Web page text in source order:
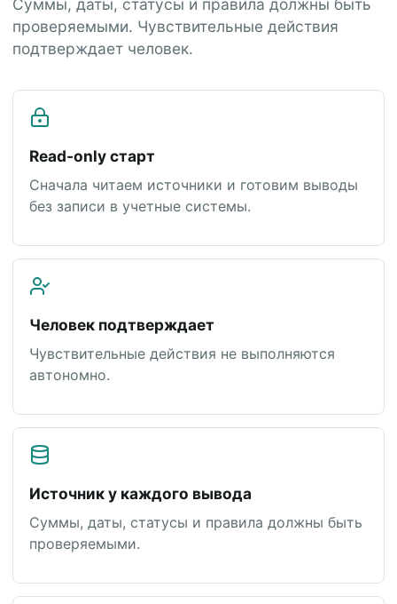
Суммы, даты, статусы и правила должны быть
проверяемыми. Чувствительные действия
подтверждает человек.
Read-only старт
Сначала читаем источники и готовим выводы
без записи в учетные системы.
Человек подтверждает
Чувствительные действия не выполняются
автономно.
Источник у каждого вывода
Суммы, даты, статусы и правила должны быть
проверяемыми.